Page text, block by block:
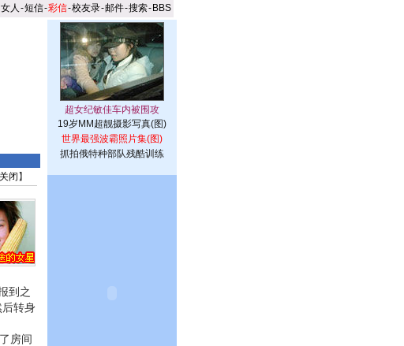
女人 -短信-彩信-校友录-邮件-搜索- BBS
关闭 】
到之
转身
房间
19岁MM超靓摄影写真(图)
世界最强波霸照片集(图)
抓拍俄特种部队残酷训练